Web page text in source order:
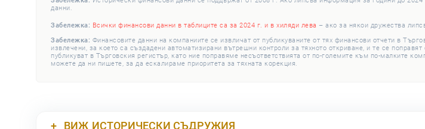
данни.
Забележка: Всички финансови данни в таблиците са за 2024 г. и в хиляди лева – ако за някои дружества
Забележка: Финансовите данни на компаниите се извличат от публикуваните от тях финансови отчети в
извлечени, за което са създадени автоматизирани вътрешни контроли за тяхното откриване, и те се
публикуват в Търговския регистър, като ние поправяме несъответствията от по-големите към по-малките
можете да ни пишете, за да ескалираме приоритета за тяхната корекция.
ВИЖ ИСТОРИЧЕСКИ СЪДРУЖИЯ